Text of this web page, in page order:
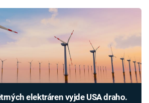
elektráren vyjde USA draho.